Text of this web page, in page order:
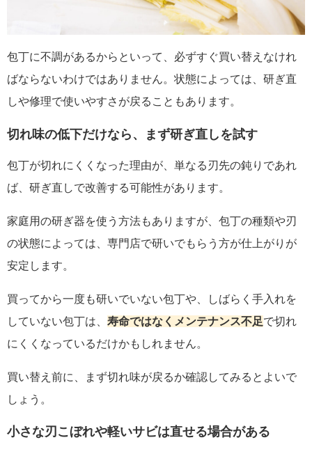
包丁に不調があるからといって、必ずすぐ買い替えなけれ
ばならないわけではありません。状態によっては、研ぎ直
しや修理で使いやすさが戻ることもあります。
切れ味の低下だけなら、まず研ぎ直しを試す
包丁が切れにくくなった理由が、単なる刃先の鈍りであれ
ば、研ぎ直しで改善する可能性があります。
家庭用の研ぎ器を使う方法もありますが、包丁の種類や刃
の状態によっては、専門店で研いでもらう方が仕上がりが
安定します。
買ってから一度も研いでいない包丁や、しばらく手入れを
していない包丁は、 寿命ではなくメンテナンス不足で切れ
にくくなっているだけかもしれません。
買い替え前に、まず切れ味が戻るか確認してみるとよいで
しょう。
小さな刃こぼれや軽いサビは直せる場合がある